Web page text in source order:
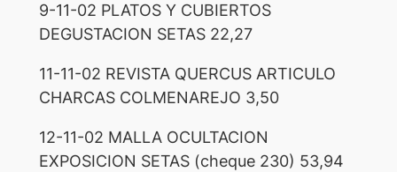
9-11-02 PLATOS Y CUBIERTOS
DEGUSTACION SETAS 22,27
11-11-02 REVISTA QUERCUS ARTICULO
CHARCAS COLMENAREJO 3,50
12-11-02 MALLA OCULTACION
EXPOSICION SETAS (cheque 230) 53,94